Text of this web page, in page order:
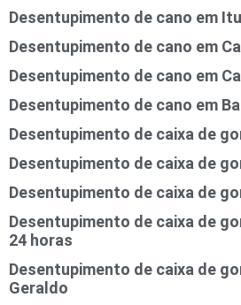
Desentupimento de cano em
Desentupimento de cano em
Desentupimento de cano em
Desentupimento de cano em
Desentupimento de caixa de
Desentupimento de caixa de
Desentupimento de caixa de
Desentupimento de caixa de
24 horas
Desentupimento de caixa de
Geraldo